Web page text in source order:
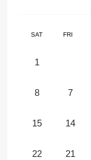
FRI
SAT
1
7
8
14
15
21
22